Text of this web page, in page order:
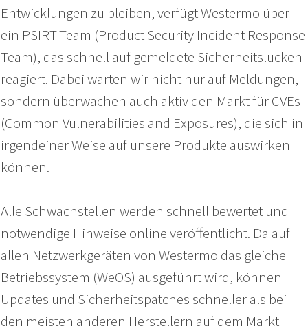
Entwicklungen zu bleiben, verfügt Westermo über
ein PSIRT-Team (Product Security Incident Response
Team), das schnell auf gemeldete Sicherheitslücken
reagiert. Dabei warten wir nicht nur auf Meldungen,
sondern überwachen auch aktiv den Markt für CVEs
(Common Vulnerabilities and Exposures), die sich in
irgendeiner Weise auf unsere Produkte auswirken
können.
Alle Schwachstellen werden schnell bewertet und
notwendige Hinweise online veröffentlicht. Da auf
allen Netzwerkgeräten von Westermo das gleiche
Betriebssystem (WeOS) ausgeführt wird, können
Updates und Sicherheitspatches schneller als bei
den meisten anderen Herstellern auf dem Markt
Da sich die Technologie schnell ändert, ist kein
Produktanfälligkeiten gefeit. Wir verstehen, dass
Incident Management von entscheidender
Da sich die Technologie schnell ändert, ist kein
Produktanfälligkeiten gefeit. Wir verstehen, dass
Incident Management von entscheidender
Da sich die Technologie schnell ändert, ist kein
Produktanfälligkeiten gefeit. Wir verstehen, dass
Incident Management von entscheidender